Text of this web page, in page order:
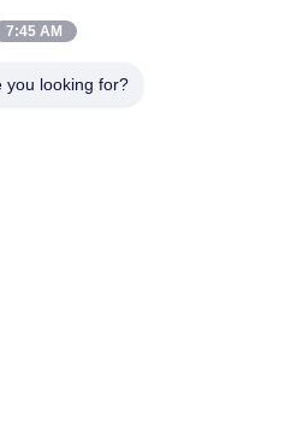
7:45 AM
you looking for?